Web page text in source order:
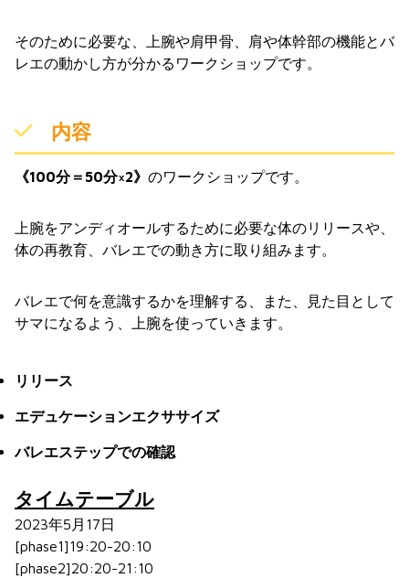
そのために必要な、上腕や肩甲骨、肩や体幹部の機能とバ
レエの動かし方が分かるワークショップです。
内容
《100分＝50分×2》 のワークショップです。
上腕をアンディオールするために必要な体のリリースや、
体の再教育、バレエでの動き方に取り組みます。
バレエで何を意識するかを理解する、また、見た目として
サマになるよう、上腕を使っていきます。
リリース
エデュケーションエクササイズ
バレエステップでの確認
タイムテーブル
2023年5月17日
[phase1]19:20-20:10
[phase2]20:20-21:10